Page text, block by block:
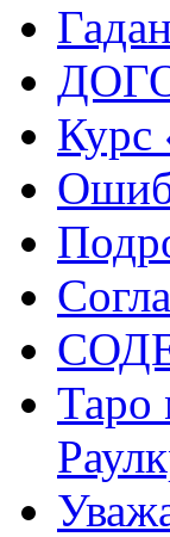
Курс
Таро